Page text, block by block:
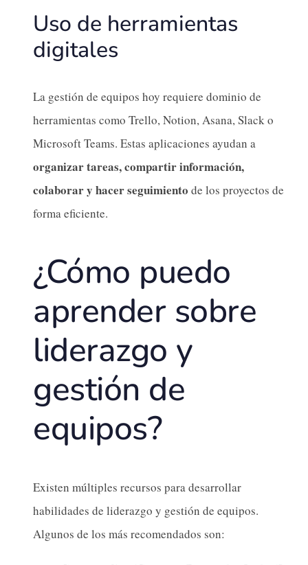
Uso de herramientas
digitales
La gestión de equipos hoy requiere dominio de
herramientas como Trello, Notion, Asana, Slack o
Microsoft Teams. Estas aplicaciones ayudan a
organizar tareas, compartir información,
colaborar y hacer seguimiento de los proyectos de
forma eficiente.
¿Cómo puedo
aprender sobre
liderazgo y
gestión de
equipos?
Existen múltiples recursos para desarrollar
habilidades de liderazgo y gestión de equipos.
Algunos de los más recomendados son: